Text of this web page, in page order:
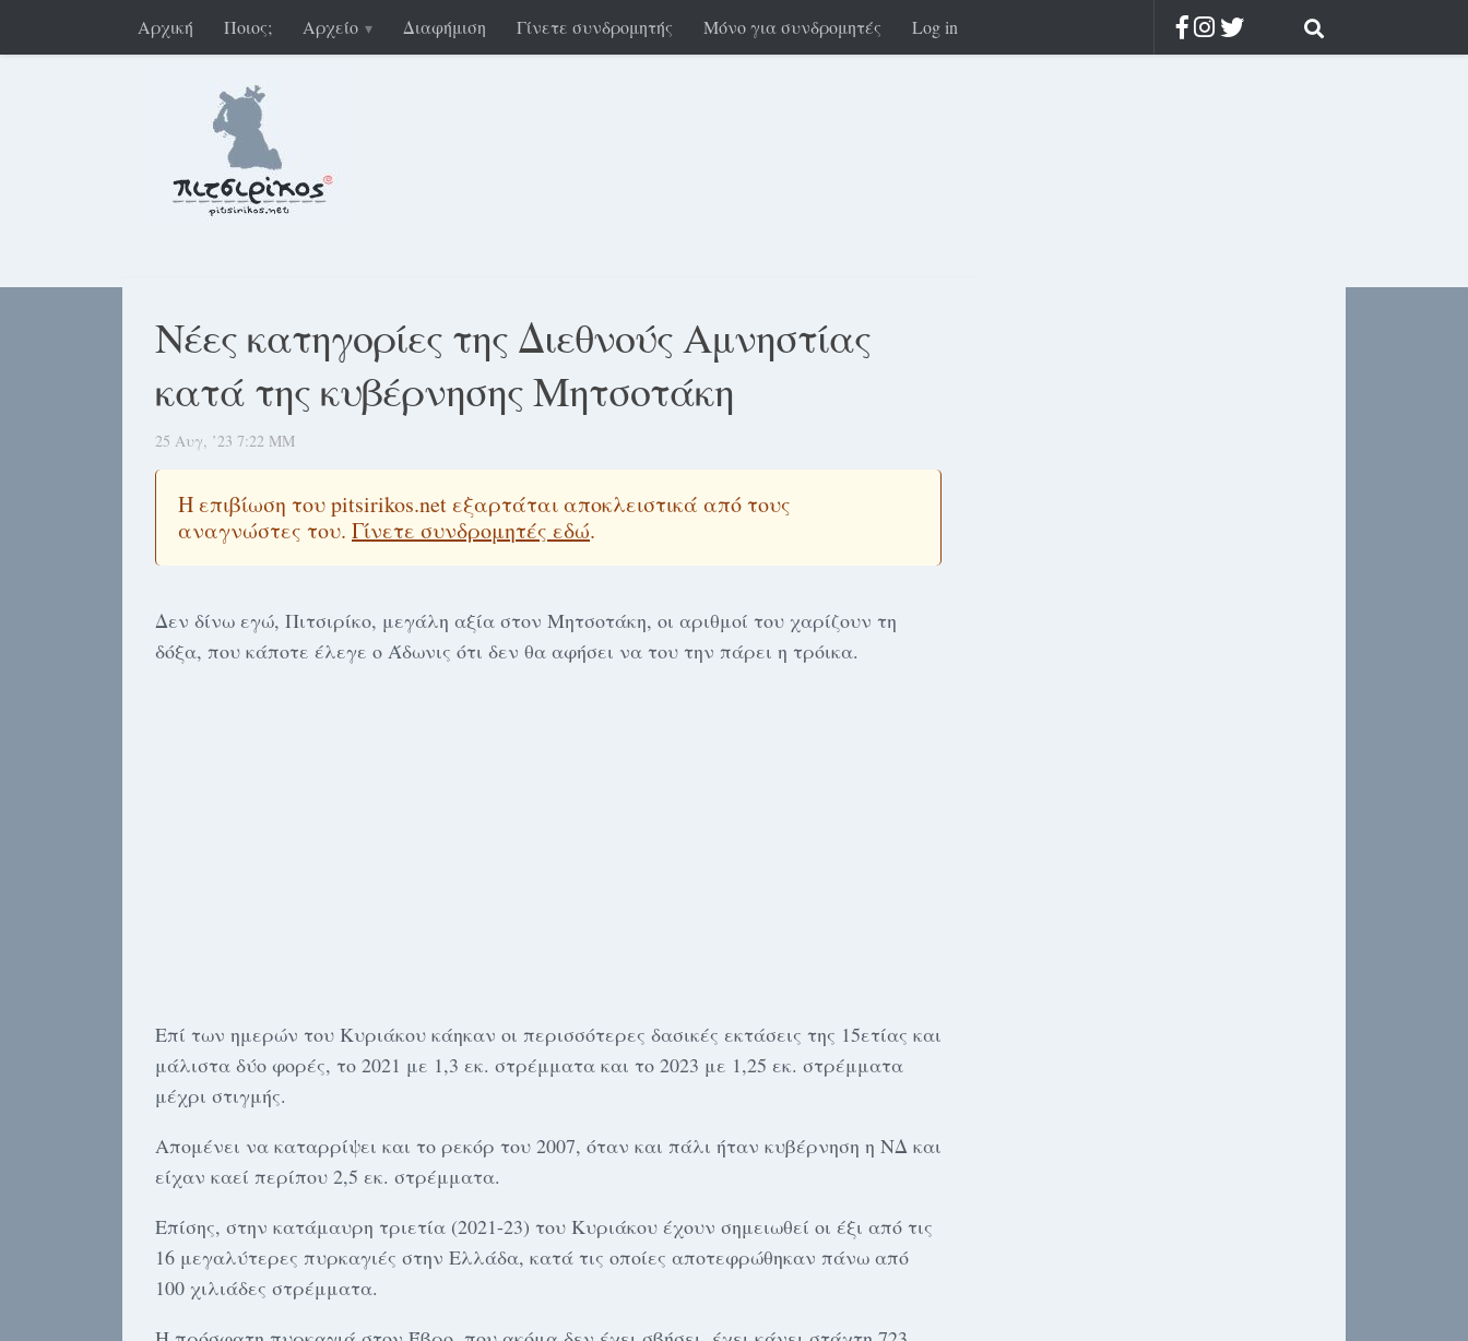
Αρχική Ποιος; Αρχείο Διαφήμιση Γίνετε συνδρομητής Μόνο για συνδρομητές Log in
Νέες κατηγορίες της Διεθνούς Αμνηστίας
κατά της κυβέρνησης Μητσοτάκη
25 Αυγ, ’23 7:22 ΜΜ
Η επιβίωση του pitsirikos.net εξαρτάται αποκλειστικά από τους
αναγνώστες του. Γίνετε συνδρομητές εδώ.
Δεν δίνω εγώ, Πιτσιρίκο, μεγάλη αξία στον Μητσοτάκη, οι αριθμοί του χαρίζουν τη
δόξα, που κάποτε έλεγε ο Άδωνις ότι δεν θα αφήσει να του την πάρει η τρόικα.
Επί των ημερών του Κυριάκου κάηκαν οι περισσότερες δασικές εκτάσεις της 15ετίας και
μάλιστα δύο φορές, το 2021 με 1,3 εκ. στρέμματα και το 2023 με 1,25 εκ. στρέμματα
μέχρι στιγμής.
Απομένει να καταρρίψει και το ρεκόρ του 2007, όταν και πάλι ήταν κυβέρνηση η ΝΔ και
είχαν καεί περίπου 2,5 εκ. στρέμματα.
Επίσης, στην κατάμαυρη τριετία (2021-23) του Κυριάκου έχουν σημειωθεί οι έξι από τις
16 μεγαλύτερες πυρκαγιές στην Ελλάδα, κατά τις οποίες αποτεφρώθηκαν πάνω από
100 χιλιάδες στρέμματα.